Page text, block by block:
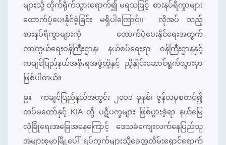
များသို့ တိုက်ရိုက်သွားရောက်၍ မရသဖြင့် စားနပ်ရိက္ခာများ
ထောက်ပံ့ပေးနိုင်ခဲ့ခြင်း မရှိပါကြောင်း၊ လိုအပ် သည့်
စားနပ်ရိက္ခာများကို ထောက်ပံ့ပေးနိုင်ရေးအတွက်
ကာကွယ်ရေးဝန်ကြီးဌာန၊ နယ်စပ်ရေးရာ ဝန်ကြီးဌာနနှင့်
ကချင်ပြည်နယ်အစိုးရအဖွဲ့တို့နှင့် ညှိနှိုင်းဆောင်ရွက်သွားမှာ
ဖြစ်ပါတယ်။
၉။
ကချင်ပြည်နယ်အတွင်း ၂၀၁၁ ခုနှစ်၊ ဇွန်လမှစတင်၍
တပ်မတော်နှင့် KIA တို့ ပဋိပက္ခများ ဖြစ်ပွားခဲ့ရာ နယ်မြေ
လုံခြုံရေးအခြေအနေကြောင့် ဒေသခံကျေးလက်နေပြည်သူ
အများစုမှာမြို့ပေါ် ရပ်ကွက်များသို့ခေတ္တတိမ်းရှောင်ရောက်